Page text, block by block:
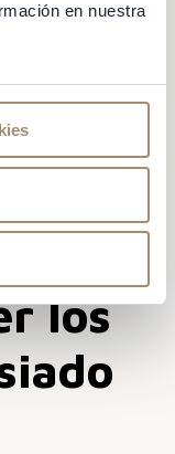
en nuestra
pero,
los